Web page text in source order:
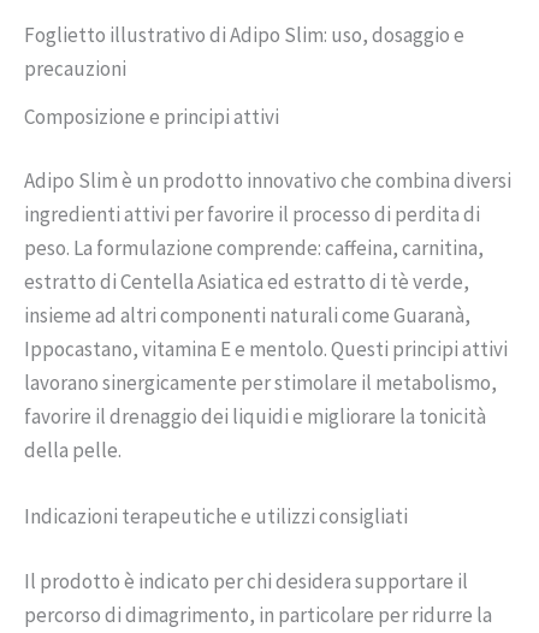
Foglietto illustrativo di Adipo Slim: uso, dosaggio e
precauzioni
Composizione e principi attivi
Adipo Slim è un prodotto innovativo che combina diversi
ingredienti attivi per favorire il processo di perdita di
peso. La formulazione comprende: caffeina, carnitina,
estratto di Centella Asiatica ed estratto di tè verde,
insieme ad altri componenti naturali come Guaranà,
Ippocastano, vitamina E e mentolo. Questi principi attivi
lavorano sinergicamente per stimolare il metabolismo,
favorire il drenaggio dei liquidi e migliorare la tonicità
della pelle.
Indicazioni terapeutiche e utilizzi consigliati
Il prodotto è indicato per chi desidera supportare il
percorso di dimagrimento, in particolare per ridurre la